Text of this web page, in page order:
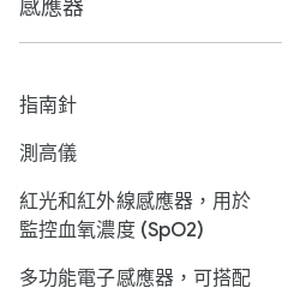
感應器
指南針
測高儀
紅光和紅外線感應器，用於
監控血氧濃度 (SpO2)
多功能電子感應器，可搭配